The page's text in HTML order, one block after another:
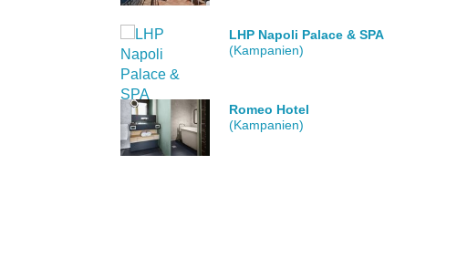
LHP Napoli Palace & SPA
(Kampanien)
Romeo Hotel
(Kampanien)